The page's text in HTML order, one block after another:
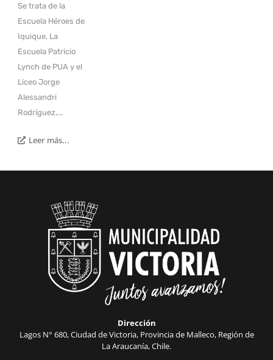
Se trata de la
Escuela Héroes de
Iquique, La
Escuela Patricio
Lynch de PUA y el
Liceo Jorge
Alessandri
Rodríguez,...
Leer más...
Dirección
Lagos N° 680, Ciudad de Victoria, Provincia de Malleco, Región de
La Araucanía, Chile.